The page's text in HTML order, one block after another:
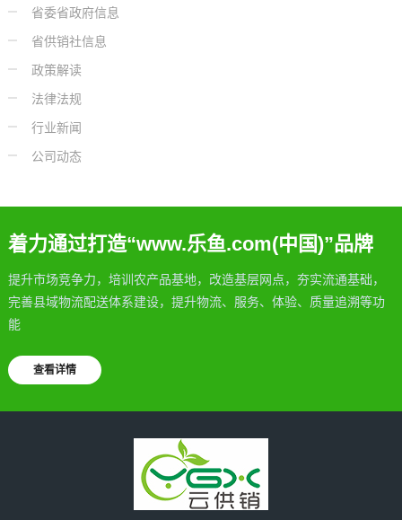
省委省政府信息
省供销社信息
政策解读
法律法规
行业新闻
公司动态
着力通过打造“www.乐鱼.com(中国)”品牌
提升市场竞争力，培训农产品基地，改造基层网点，夯实流通基础，
完善县域物流配送体系建设，提升物流、服务、体验、质量追溯等功
能
查看详情